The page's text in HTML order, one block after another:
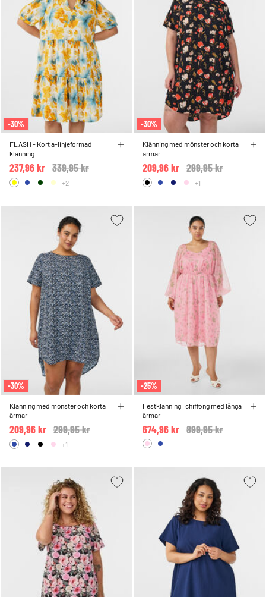
-30%
FLASH - Kort a-linjeformad
klänning
Price reduced from
339,95 kr
237,96 kr
+2
-30%
Klänning med mönster och korta
ärmar
Price reduced from
299,95 kr
209,96 kr
+1
-30%
Klänning med mönster och korta
ärmar
Price reduced from
299,95 kr
209,96 kr
+1
-25%
Festklänning i chiffong med långa
ärmar
Price reduced from
899,95 kr
674,96 kr